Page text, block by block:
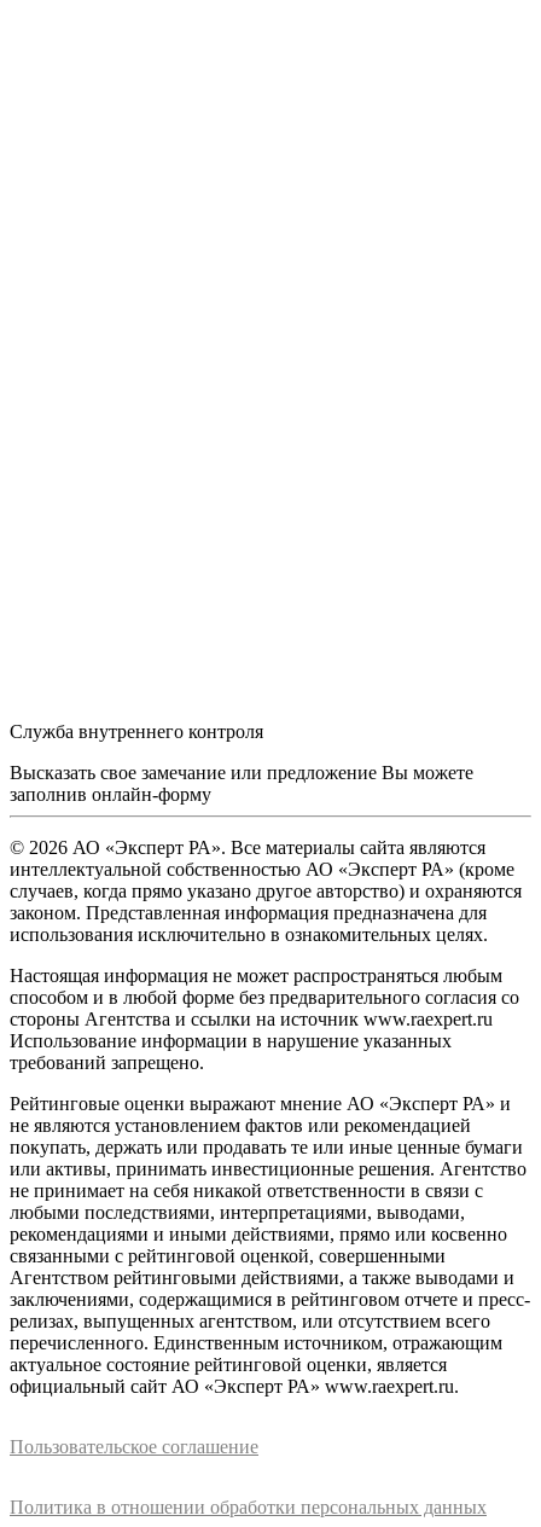
Служба внутреннего контроля
Высказать свое замечание или предложение Вы можете
заполнив онлайн-форму
© 2026 АО «Эксперт РА». Все материалы сайта являются
интеллектуальной собственностью АО «Эксперт РА» (кроме
случаев, когда прямо указано другое авторство) и охраняются
законом. Представленная информация предназначена для
использования исключительно в ознакомительных целях.
Настоящая информация не может распространяться любым
способом и в любой форме без предварительного согласия со
стороны Агентства и ссылки на источник www.raexpert.ru
Использование информации в нарушение указанных
требований запрещено.
Рейтинговые оценки выражают мнение АО «Эксперт РА» и
не являются установлением фактов или рекомендацией
покупать, держать или продавать те или иные ценные бумаги
или активы, принимать инвестиционные решения. Агентство
не принимает на себя никакой ответственности в связи с
любыми последствиями, интерпретациями, выводами,
рекомендациями и иными действиями, прямо или косвенно
связанными с рейтинговой оценкой, совершенными
Агентством рейтинговыми действиями, а также выводами и
заключениями, содержащимися в рейтинговом отчете и пресс-
релизах, выпущенных агентством, или отсутствием всего
перечисленного. Единственным источником, отражающим
актуальное состояние рейтинговой оценки, является
официальный сайт АО «Эксперт РА» www.raexpert.ru.
Пользовательское соглашение
Политика в отношении обработки персональных данных